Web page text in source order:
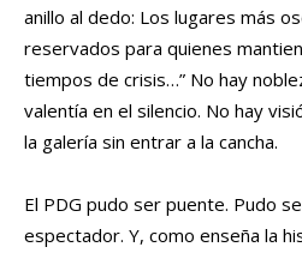
anillo al dedo: Los lugares más
reservados para quienes
tiempos de crisis…” No hay
valentía en el silencio. No hay
la galería sin entrar a la cancha.
El PDG pudo ser puente. Pudo
espectador. Y, como enseña la